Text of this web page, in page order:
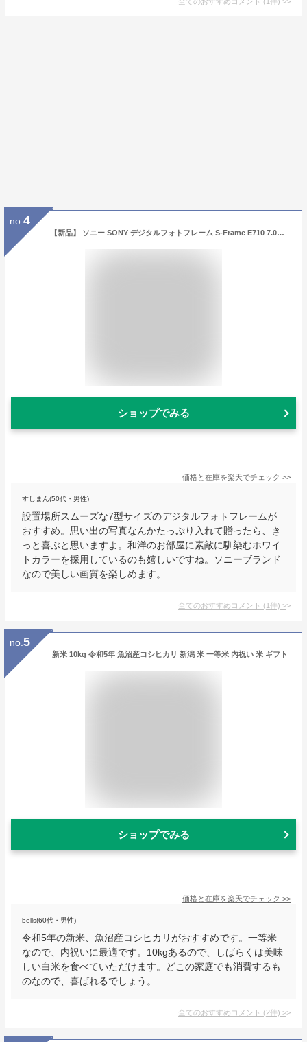
no. 4
【新品】 ソニー SONY デジタルフォトフレーム S-Frame E710 7.0型 内蔵メモリー128MB ホワイト DPF-E710/WI oyj0otl
ショップでみる
価格と在庫を楽天でチェック >>
すしまん(50代・男性)
設置場所スムーズな7型サイズのデジタルフォトフレームが
おすすめ。思い出の写真なんかたっぷり入れて贈ったら、き
っと喜ぶと思いますよ。和洋のお部屋に素敵に馴染むホワイ
トカラーを採用しているのも嬉しいですね。ソニーブランド
なので美しい画質を楽しめます。
全てのおすすめコメント (1件) >
no. 5
新米 10kg 令和5年 魚沼産コシヒカリ 新潟 米 一等米 内祝い 米 ギフト
ショップでみる
価格と在庫を楽天でチェック >>
bells(60代・男性)
令和5年の新米、魚沼産コシヒカリがおすすめです。一等米
なので、内祝いに最適です。10kgあるので、しばらくは美味
しい白米を食べていただけます。どこの家庭でも消費するも
のなので、喜ばれるでしょう。
全てのおすすめコメント (2件) >